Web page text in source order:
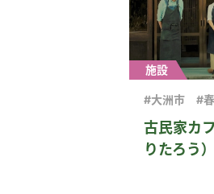
施設
古民家カ
りたろう）
#大洲市 #春